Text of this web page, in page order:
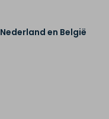
Nederland en België